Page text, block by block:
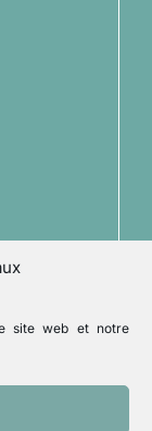
site web et notre
sociaux